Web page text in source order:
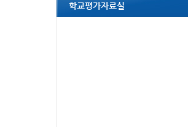
학교평가자료실